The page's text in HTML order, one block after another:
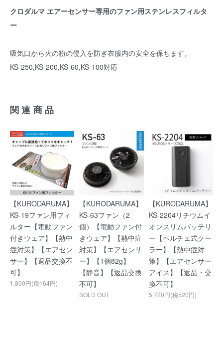
クロダルマ エアーセンサー専用のファン用ステンレスフィルタ
ー
吸気口から火の粉の侵入を防ぎ衣服内の安全を保ちます。
KS-250,KS-200,KS-60,KS-100対応
関連商品
【KURODARUMA】
KS-19ファン用フィ
ルター【電動ファン
付きウェア】【熱中
症対策】【エアセン
サー】【返品交換不
可】
1,800円(税164円)
【KURODARUMA】
KS-63ファン（2
個）【電動ファン付
きウェア】【熱中症
対策】【エアセンサ
ー】【1個82g】
【静音】【返品交換
不可】
SOLD OUT
【KURODARUMA】
KS-2204リチウムイ
オンスリムバッテリ
ー【ペルチェ式クー
ラー】【熱中症対
策】【エアセンサー
アイス】【返品・交
換不可】
5,720円(税520円)